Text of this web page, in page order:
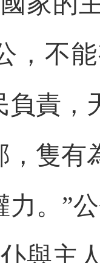
，不
負責，
，隻有
力。”
與主